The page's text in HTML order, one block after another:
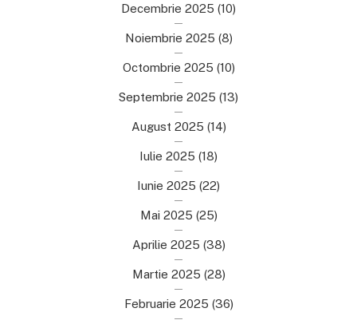
Decembrie 2025 (10)
Noiembrie 2025 (8)
Octombrie 2025 (10)
Septembrie 2025 (13)
August 2025 (14)
Iulie 2025 (18)
Iunie 2025 (22)
Mai 2025 (25)
Aprilie 2025 (38)
Martie 2025 (28)
Februarie 2025 (36)